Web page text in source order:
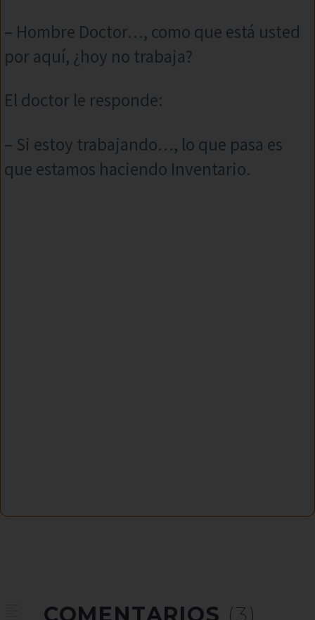
– Hombre Doctor…, como que está usted
por aquí, ¿hoy no trabaja?
El doctor le responde:
– Si estoy trabajando…, lo que pasa es
que estamos haciendo Inventario.